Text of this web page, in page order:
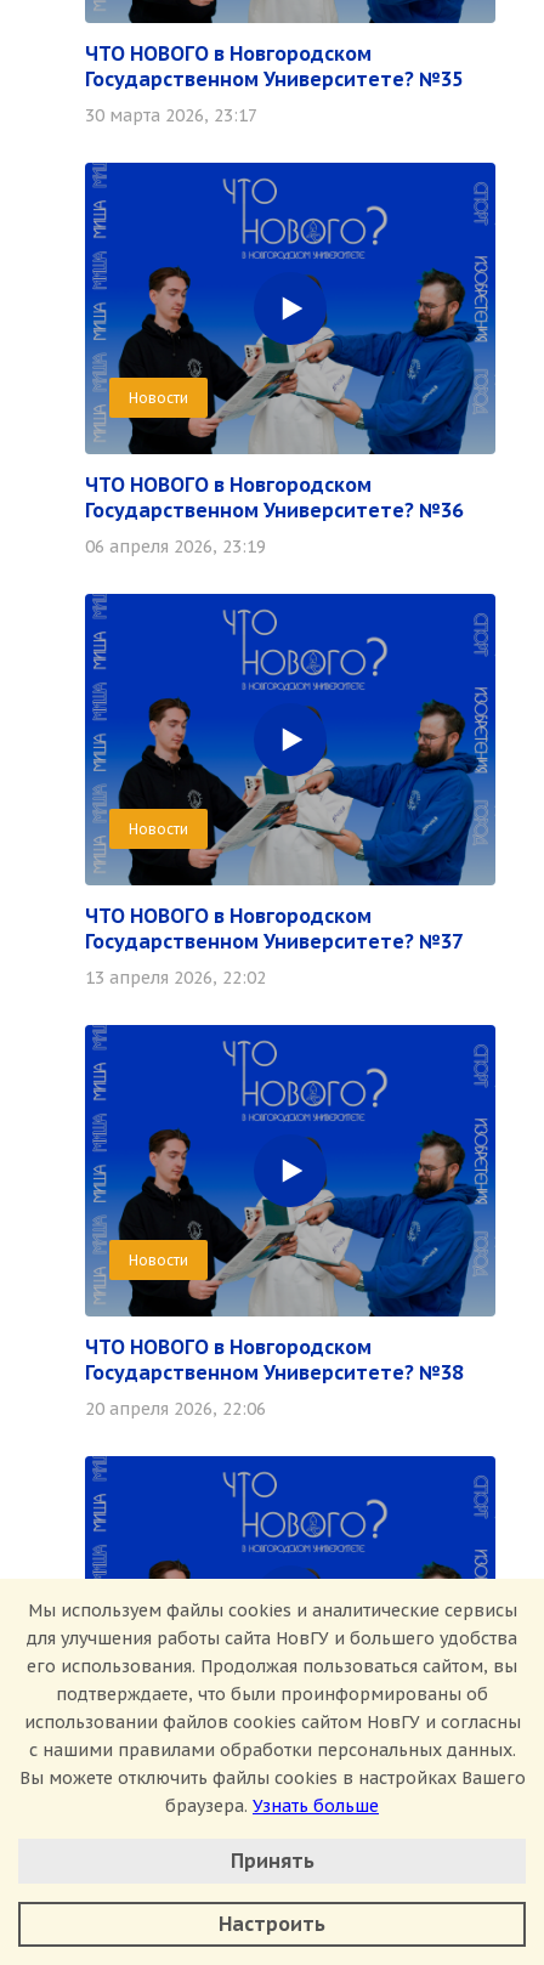
ЧТО НОВОГО в Новгородском
Государственном Университете? №35
30 марта 2026, 23:17
Новости
ЧТО НОВОГО в Новгородском
Государственном Университете? №36
06 апреля 2026, 23:19
Новости
ЧТО НОВОГО в Новгородском
Государственном Университете? №37
13 апреля 2026, 22:02
Новости
ЧТО НОВОГО в Новгородском
Государственном Университете? №38
20 апреля 2026, 22:06
Новости
ЧТО НОВОГО в Новгородском
Государственном Университете? №39
Мы используем файлы cookies и аналитические сервисы
для улучшения работы сайта НовГУ и большего удобства
его использования. Продолжая пользоваться сайтом, вы
подтверждаете, что были проинформированы об
использовании файлов cookies сайтом НовГУ и согласны
с нашими правилами обработки персональных данных.
Вы можете отключить файлы cookies в настройках Вашего
браузера. Узнать больше
Минимальные
Аналитические/Функциональные
Принять
Настроить